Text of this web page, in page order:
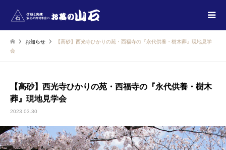
お知らせ
【高砂】西光寺ひかりの苑・西福寺の『永代供養・樹木葬』現地見学
会
【高砂】西光寺ひかりの苑・西福寺の『永代供養・樹木
葬』現地見学会
2023.03.30